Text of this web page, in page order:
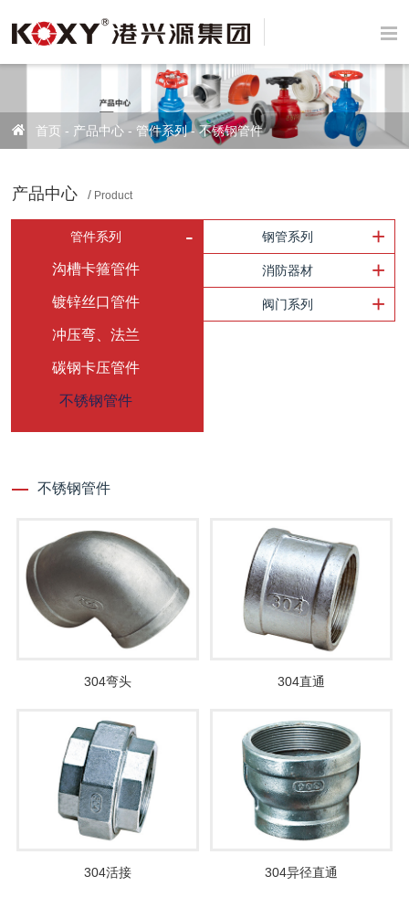
首页 - 产品中心 -管件系列-不锈钢管件
产品中心 Product
管件系列
沟槽卡箍管件
镀锌丝口管件
冲压弯、法兰
碳钢卡压管件
不锈钢管件
钢管系列
消防器材
阀门系列
不锈钢管件
304弯头 304直通
304活接 304异径直通